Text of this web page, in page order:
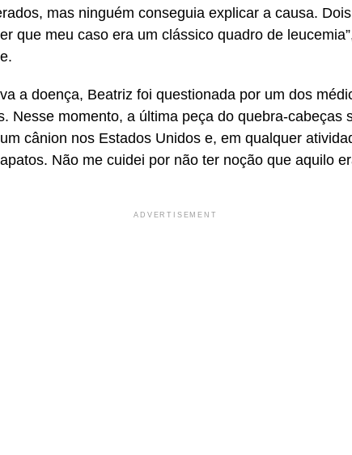
mas ninguém conseguia explicar a causa.
que meu caso era um clássico quadro de
a doença, Beatriz foi questionada por um dos
Nesse momento, a última peça do quebra-cabeças
cânion nos Estados Unidos e, em qualquer
Não me cuidei por não ter noção que aquilo
ADVERTISEMENT